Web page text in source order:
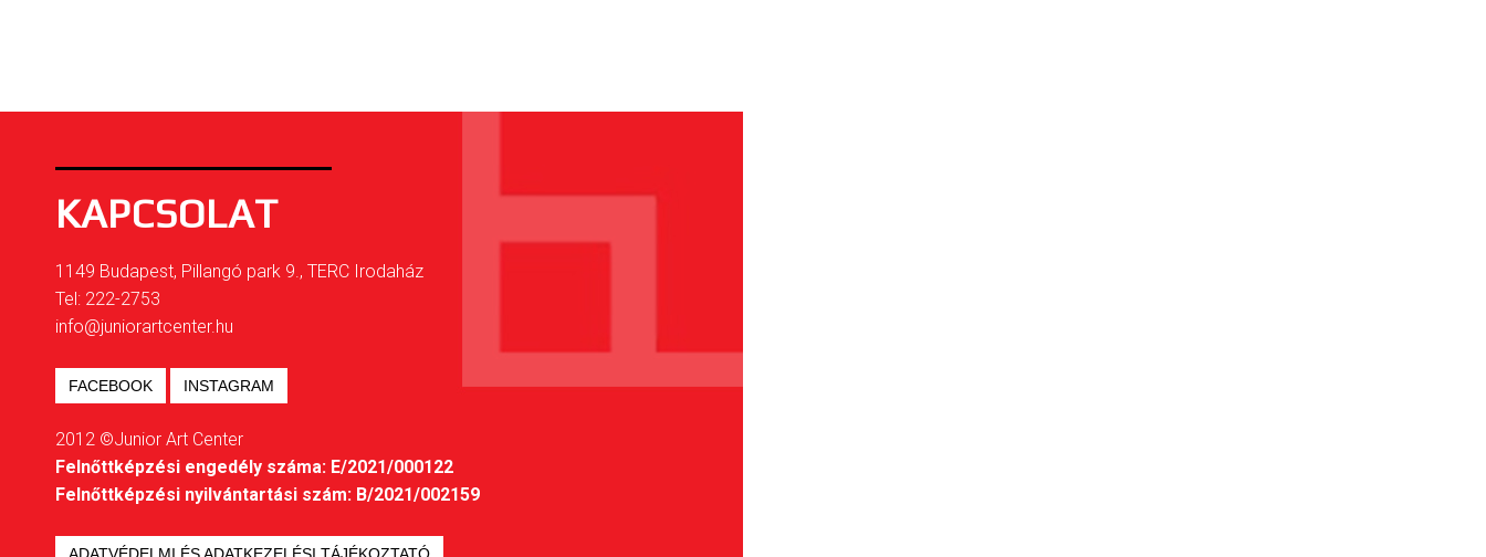
KAPCSOLAT
1149 Budapest, Pillangó park 9., TERC Irodaház
Tel: 222-2753
info@juniorartcenter.hu
FACEBOOK INSTAGRAM
2012 ©Junior Art Center
Felnőttképzési engedély száma: E/2021/000122
Felnőttképzési nyilvántartási szám: B/2021/002159